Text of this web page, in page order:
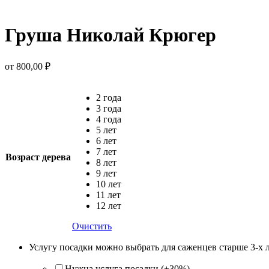
Груша Николай Крюгер
от 800,00 ₽
Возраст дерева
2 года
3 года
4 года
5 лет
6 лет
7 лет
8 лет
9 лет
10 лет
11 лет
12 лет
Очистить
Услугу посадки можно выбрать для саженцев старше 3-х